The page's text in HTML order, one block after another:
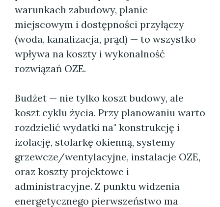
warunkach zabudowy, planie
miejscowym i dostępności przyłączy
(woda, kanalizacja, prąd) — to wszystko
wpływa na koszty i wykonalność
rozwiązań OZE.
Budżet — nie tylko koszt budowy, ale
koszt cyklu życia. Przy planowaniu warto
rozdzielić wydatki na" konstrukcję i
izolację, stolarkę okienną, systemy
grzewcze/wentylacyjne, instalacje OZE,
oraz koszty projektowe i
administracyjne. Z punktu widzenia
energetycznego pierwszeństwo ma